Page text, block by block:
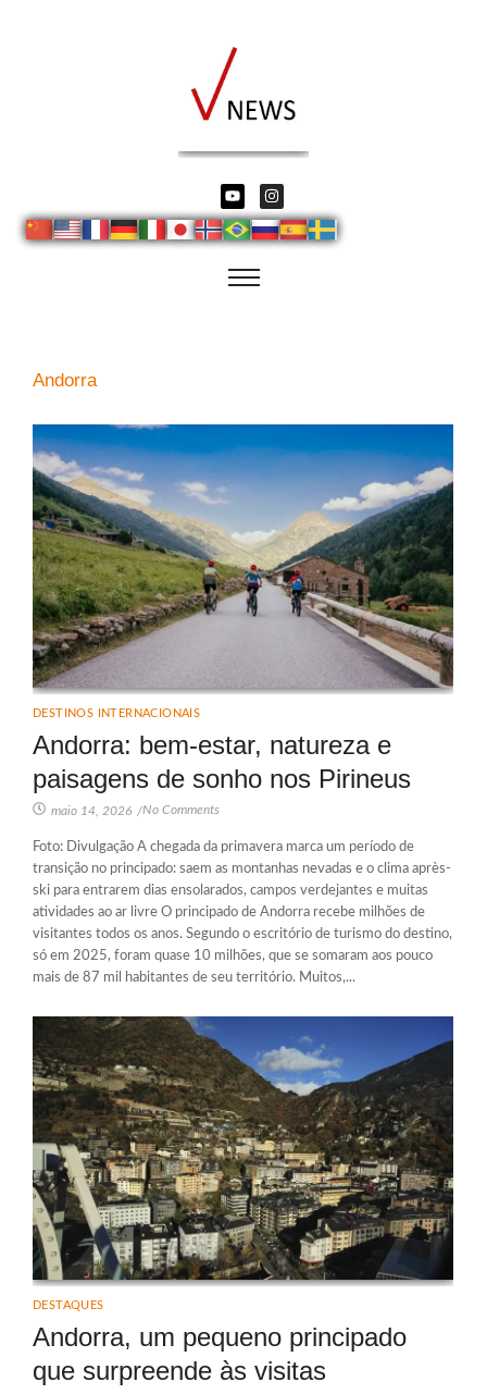
Andorra
DESTINOS INTERNACIONAIS
Andorra: bem‑estar, natureza e
paisagens de sonho nos Pirineus
maio 14, 2026 /No Comments
Foto: Divulgação A chegada da primavera marca um período de
transição no principado: saem as montanhas nevadas e o clima après-
ski para entrarem dias ensolarados, campos verdejantes e muitas
atividades ao ar livre O principado de Andorra recebe milhões de
visitantes todos os anos. Segundo o escritório de turismo do destino,
só em 2025, foram quase 10 milhões, que se somaram aos pouco
mais de 87 mil habitantes de seu território. Muitos,...
DESTAQUES
Andorra, um pequeno principado
que surpreende às visitas